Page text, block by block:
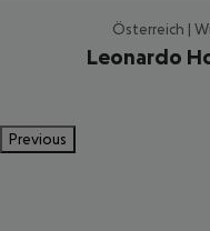
Österreich |
Leonardo
Previous